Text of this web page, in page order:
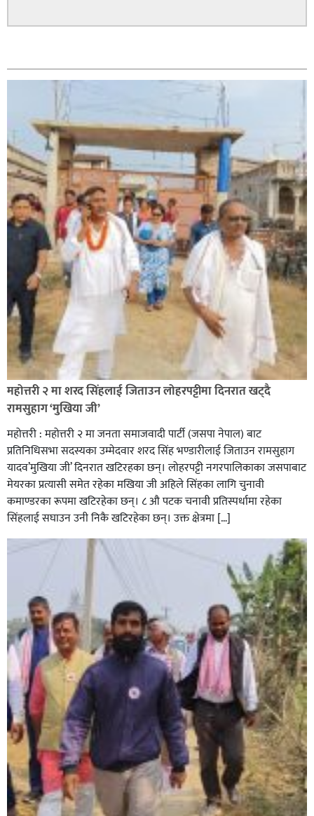
सिराहा-२ मा संजय यादव भिड्ने !
रक्तदान सेवामा जिल्लामै दोस्रो स्थान ल्याएकोमा जनमत नेताद्वय
रेडक्रस सिराहा द्वारा सम्मानित
सिराहाको औरहीमा जेन-जी भेला सम्पन्न
महोत्तरी २ मा शरद सिंहलाई जिताउन लोहरपट्टीमा दिनरात खट्दै
रामसुहाग ‘मुखिया जी’
महोत्तरी : महोत्तरी २ मा जनता समाजवादी पार्टी (जसपा नेपाल) बाट
प्रतिनिधिसभा सदस्यका उम्मेदवार शरद सिंह भण्डारीलाई जिताउन रामसुहाग
यादव’मुखिया जी’ दिनरात खटिरहका छन्। लोहरपट्टी नगरपालिकाका जसपाबाट
मेयरका प्रत्यासी समेत रहेका मखिया जी अहिले सिंहका लागि चुनावी
कमाण्डरका रूपमा खटिरहेका छन्। ८ औ पटक चनावी प्रतिस्पर्धामा रहेका
सिंहलाई सघाउन उनी निकै खटिरहेका छन्। उक्त क्षेत्रमा […]